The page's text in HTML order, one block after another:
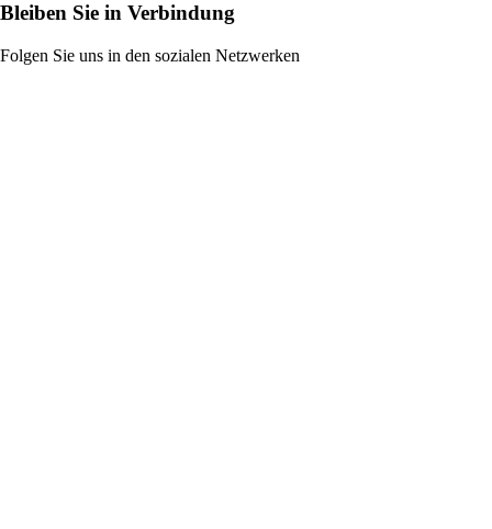
Bleiben Sie in Verbindung
Folgen Sie uns in den sozialen Netzwerken